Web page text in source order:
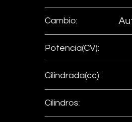
Cambio:
Potencia(CV):
Cilindrada(cc):
Cilindros: